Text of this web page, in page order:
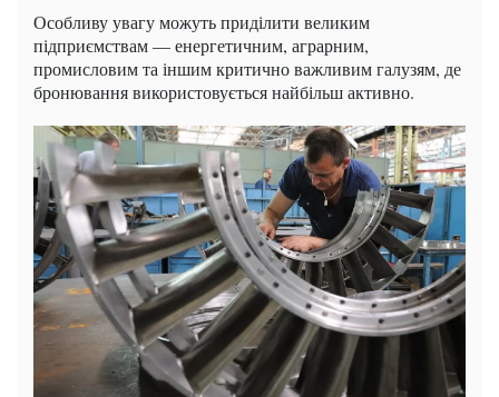
Особливу увагу можуть приділити великим
підприємствам — енергетичним, аграрним,
промисловим та іншим критично важливим галузям, де
бронювання використовується найбільш активно.